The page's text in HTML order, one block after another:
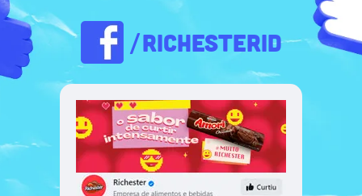
/RICHESTERID